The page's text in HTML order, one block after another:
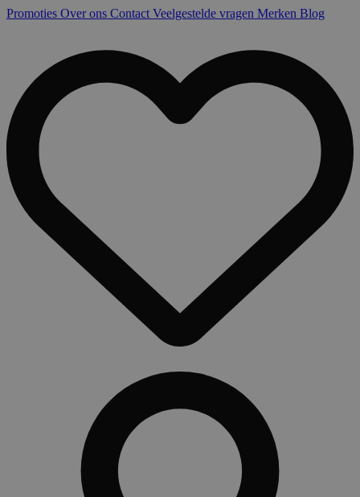
Promoties Over ons Contact Veelgestelde vragen Merken Blog